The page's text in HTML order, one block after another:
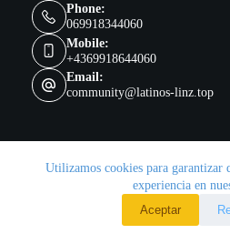
Utilizamos cookies para garantizar
experiencia en
Aceptar
Phone:
069918344060
Mobile:
+4369918644060
Email:
community@latinos-linz.top
Copyright © 2026 - Tema para
Web Design: Manuela Ceballos